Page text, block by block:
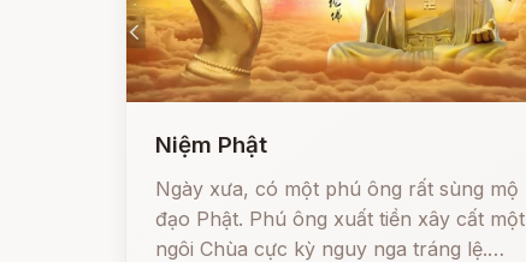
Niệm Phật
Ngày xưa, có một phú ông rất sùng mộ
đạo Phật. Phú ông xuất tiền xây cất một
ngôi Chùa cực kỳ nguy nga tráng lệ.